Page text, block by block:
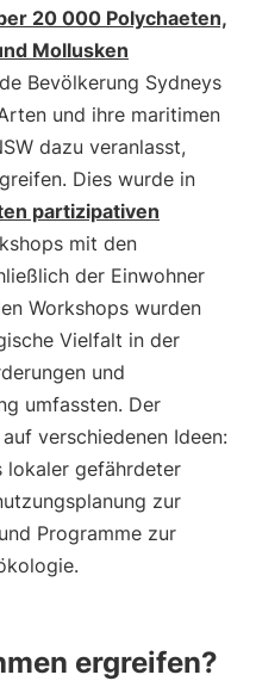
20 000 Polychaeten,
Mollusken
Bevölkerung Sydneys
und ihre maritimen
dazu veranlasst,
Dies wurde in
partizipativen
mit den
der Einwohner
Workshops wurden
Vielfalt in der
und
umfassten. Der
verschiedenen Ideen:
lokaler gefährdeter
zur
Programme zur
ergreifen?